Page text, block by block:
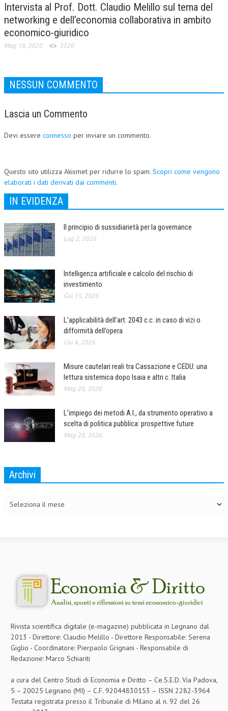
Intervista al Prof. Dott. Claudio Melillo sul tema del
networking e dell’economia collaborativa in ambito
economico-giuridico
Mag 18, 2020 3520
NESSUN COMMENTO
Lascia un Commento
Devi essere connesso per inviare un commento.
Questo sito utilizza Akismet per ridurre lo spam. Scopri come vengono
elaborati i dati derivati dai commenti.
IN EVIDENZA
Il principio di sussidiarietà per la governance
Lug 2, 2026
Intelligenza artificiale e calcolo del rischio di
investimento
Giu 15, 2026
L’applicabilità dell’art. 2043 c.c. in caso di vizi o
difformità dell’opera
Giu 4, 2026
Misure cautelari reali tra Cassazione e CEDU: una
lettura sistemica dopo Isaia e altri c. Italia
Mag 28, 2026
L’impiego dei metodi A.I., da strumento operativo a
scelta di politica pubblica: prospettive future
Mag 28, 2026
Archivi
Rivista scientifica digitale (e-magazine) pubblicata in Legnano dal
2013 - Direttore: Claudio Melillo - Direttore Responsabile: Serena
Giglio - Coordinatore: Pierpaolo Grignani - Responsabile di
Redazione: Marco Schiariti
a cura del Centro Studi di Economia e Diritto – Ce.S.E.D. Via Padova,
5 – 20025 Legnano (MI) – C.F. 92044830153 – ISSN 2282-3964
Testata registrata presso il Tribunale di Milano al n. 92 del 26